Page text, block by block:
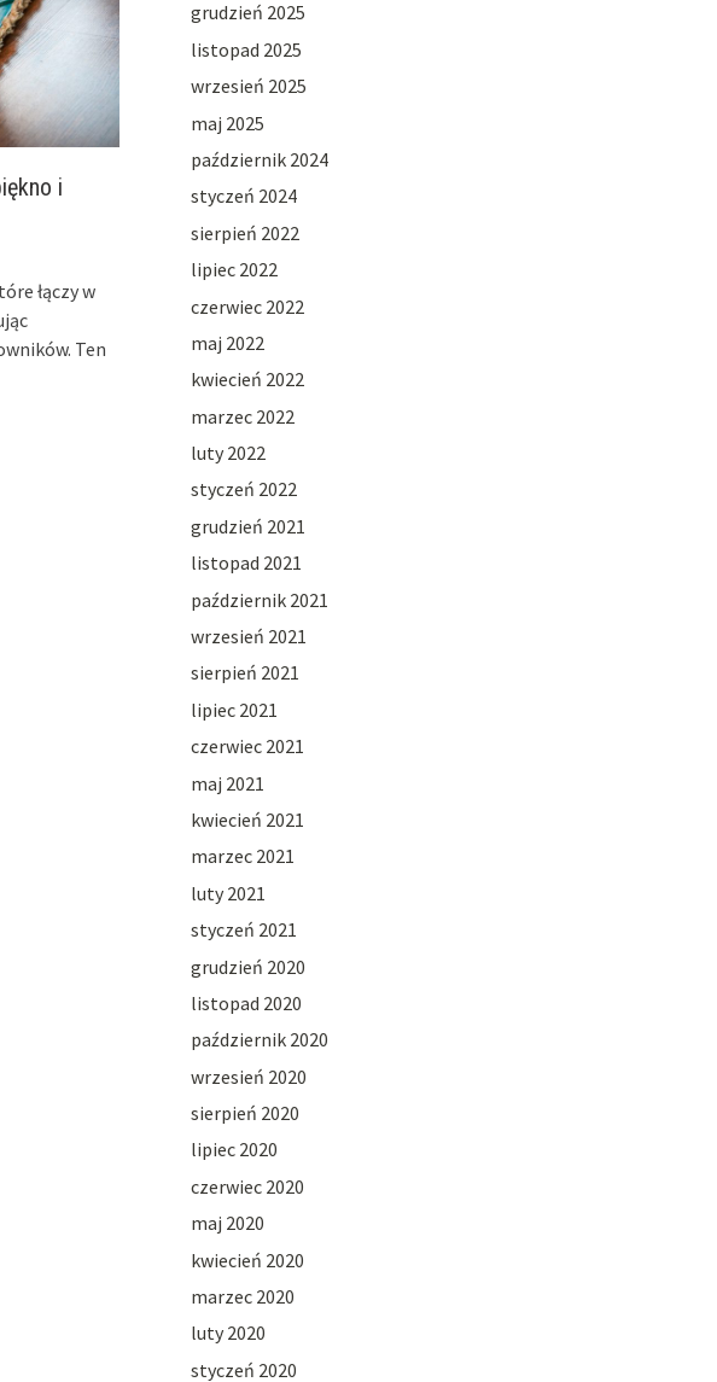
i
łączy w
Ten
grudzień 2025
listopad 2025
wrzesień 2025
maj 2025
październik 2024
styczeń 2024
sierpień 2022
lipiec 2022
czerwiec 2022
maj 2022
kwiecień 2022
marzec 2022
luty 2022
styczeń 2022
grudzień 2021
listopad 2021
październik 2021
wrzesień 2021
sierpień 2021
lipiec 2021
czerwiec 2021
maj 2021
kwiecień 2021
marzec 2021
luty 2021
styczeń 2021
grudzień 2020
listopad 2020
październik 2020
wrzesień 2020
sierpień 2020
lipiec 2020
czerwiec 2020
maj 2020
kwiecień 2020
marzec 2020
luty 2020
styczeń 2020